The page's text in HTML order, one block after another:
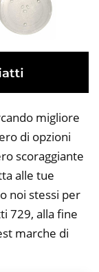
migliore
di opzioni
scoraggiante
alle tue
noi stessi per
729, alla fine
marche di